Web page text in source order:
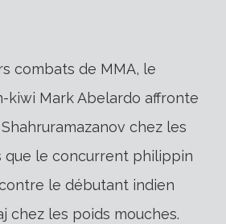
combats de MMA, le
kiwi Mark Abelardo affronte
chez les
que le concurrent philippin
le débutant indien
chez les poids mouches.